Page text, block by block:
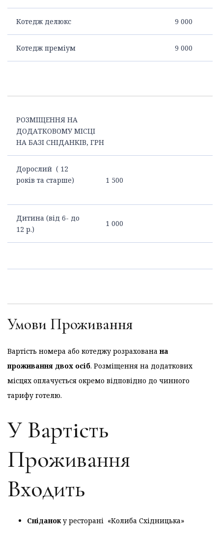
Котедж делюкс 9 000
Котедж преміум 9 000
РОЗМІЩЕННЯ НА
ДОДАТКОВОМУ МІСЦІ
НА БАЗІ СНІДАНКІВ, ГРН
Дорослий ( 12
років та старше)
1 500
Дитина (від 6- до
12 р.)
1 000
Умови Проживання
Вартість номера або котеджу розрахованана
проживання двох осіб. Розміщення на додаткових
місцях оплачується окремо відповідно до чинного
тарифу готелю.
У Вартість
Проживання
Входить
Сніданоку ресторані «Колиба Східницька»